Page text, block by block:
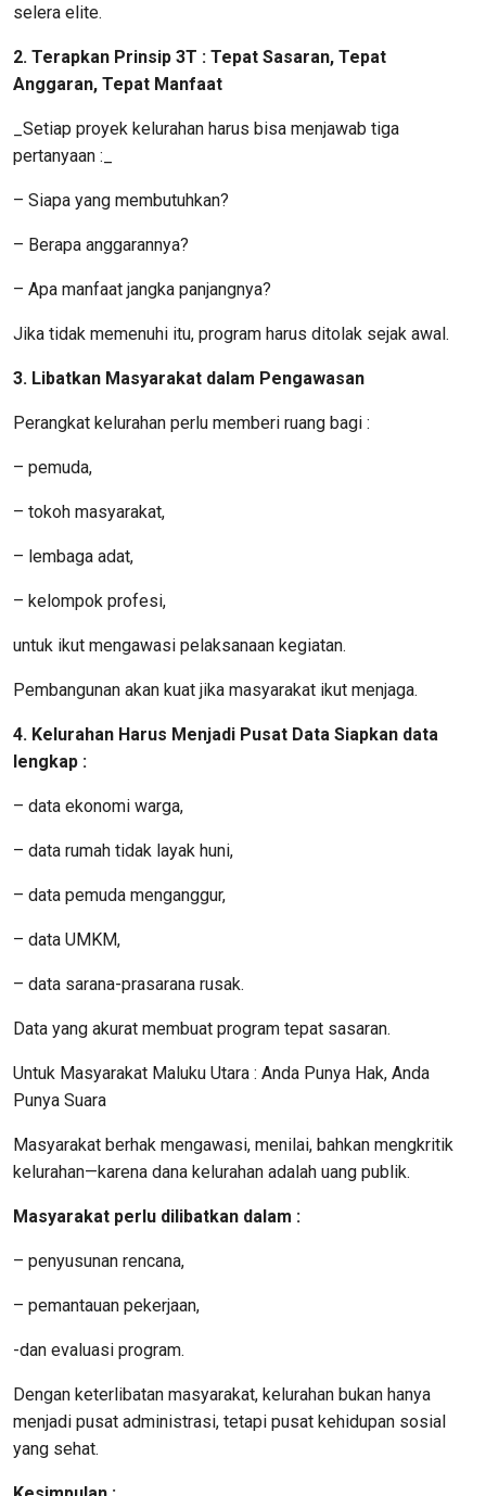
selera elite.
2. Terapkan Prinsip 3T : Tepat Sasaran, Tepat
Anggaran, Tepat Manfaat
_Setiap proyek kelurahan harus bisa menjawab tiga
pertanyaan :_
– Siapa yang membutuhkan?
– Berapa anggarannya?
– Apa manfaat jangka panjangnya?
Jika tidak memenuhi itu, program harus ditolak sejak awal.
3. Libatkan Masyarakat dalam Pengawasan
Perangkat kelurahan perlu memberi ruang bagi :
– pemuda,
– tokoh masyarakat,
– lembaga adat,
– kelompok profesi,
untuk ikut mengawasi pelaksanaan kegiatan.
Pembangunan akan kuat jika masyarakat ikut menjaga.
4. Kelurahan Harus Menjadi Pusat Data Siapkan data
lengkap :
– data ekonomi warga,
– data rumah tidak layak huni,
– data pemuda menganggur,
– data UMKM,
– data sarana-prasarana rusak.
Data yang akurat membuat program tepat sasaran.
Untuk Masyarakat Maluku Utara : Anda Punya Hak, Anda
Punya Suara
Masyarakat berhak mengawasi, menilai, bahkan mengkritik
kelurahan—karena dana kelurahan adalah uang publik.
Masyarakat perlu dilibatkan dalam :
– penyusunan rencana,
– pemantauan pekerjaan,
-dan evaluasi program.
Dengan keterlibatan masyarakat, kelurahan bukan hanya
menjadi pusat administrasi, tetapi pusat kehidupan sosial
yang sehat.